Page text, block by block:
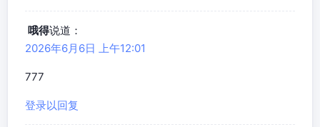
哦得说道：
2026年6月6日 上午12:01
777
登录以回复